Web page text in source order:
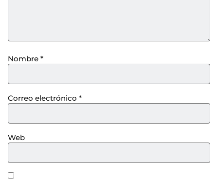
Nombre *
Correo electrónico *
Web